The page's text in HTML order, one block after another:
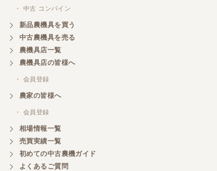
・ 中古 コンバイン
新品農機具を買う
中古農機具を売る
農機具店一覧
農機具店の皆様へ
・ 会員登録
農家の皆様へ
・ 会員登録
相場情報一覧
売買実績一覧
初めての中古農機ガイド
よくあるご質問